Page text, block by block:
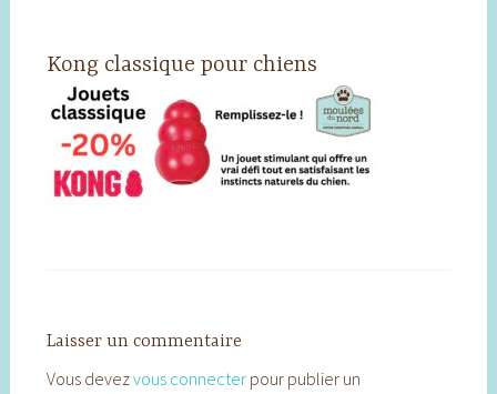
Kong classique pour chiens
Laisser un commentaire
Vous devezvous connecterpour publier un